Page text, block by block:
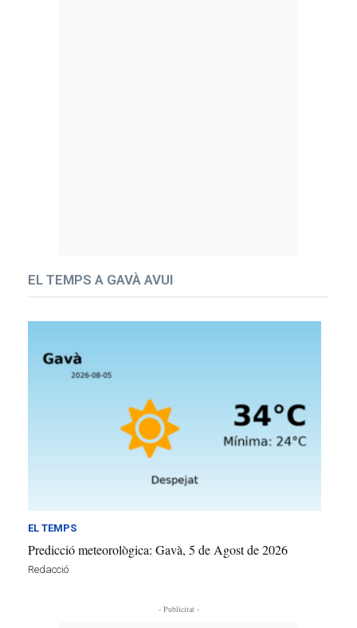
EL TEMPS A GAVÀ AVUI
EL TEMPS
Predicció meteorològica: Gavà, 5 de Agost de 2026
Redacció
- Publicitat -